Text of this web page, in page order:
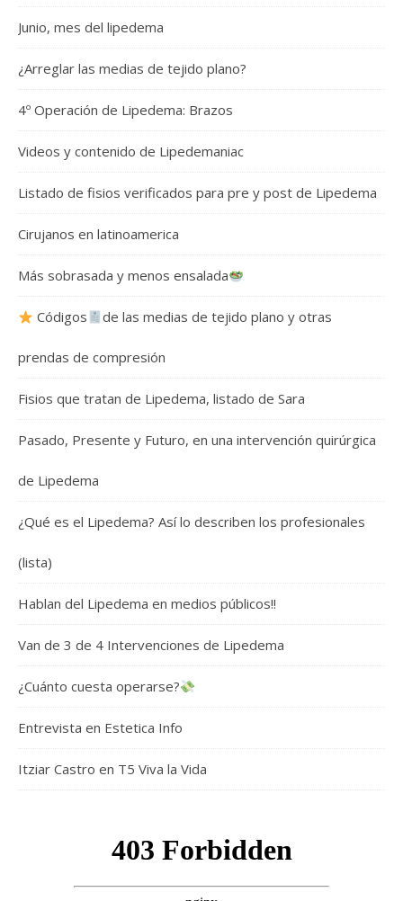
Junio, mes del lipedema
¿Arreglar las medias de tejido plano?
4º Operación de Lipedema: Brazos
Videos y contenido de Lipedemaniac
Listado de fisios verificados para pre y post de Lipedema
Cirujanos en latinoamerica
Más sobrasada y menos ensalada
Códigos de las medias de tejido plano y otras
prendas de compresión
Fisios que tratan de Lipedema, listado de Sara
Pasado, Presente y Futuro, en una intervención quirúrgica
de Lipedema
¿Qué es el Lipedema? Así lo describen los profesionales
(lista)
Hablan del Lipedema en medios públicos!!
Van de 3 de 4 Intervenciones de Lipedema
¿Cuánto cuesta operarse?
Entrevista en Estetica Info
Itziar Castro en T5 Viva la Vida